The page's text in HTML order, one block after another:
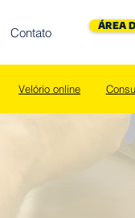
Contato ÁREA
Velório online